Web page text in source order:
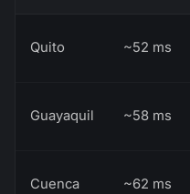
Quito ~52 ms
Guayaquil ~58 ms
Cuenca ~62 ms